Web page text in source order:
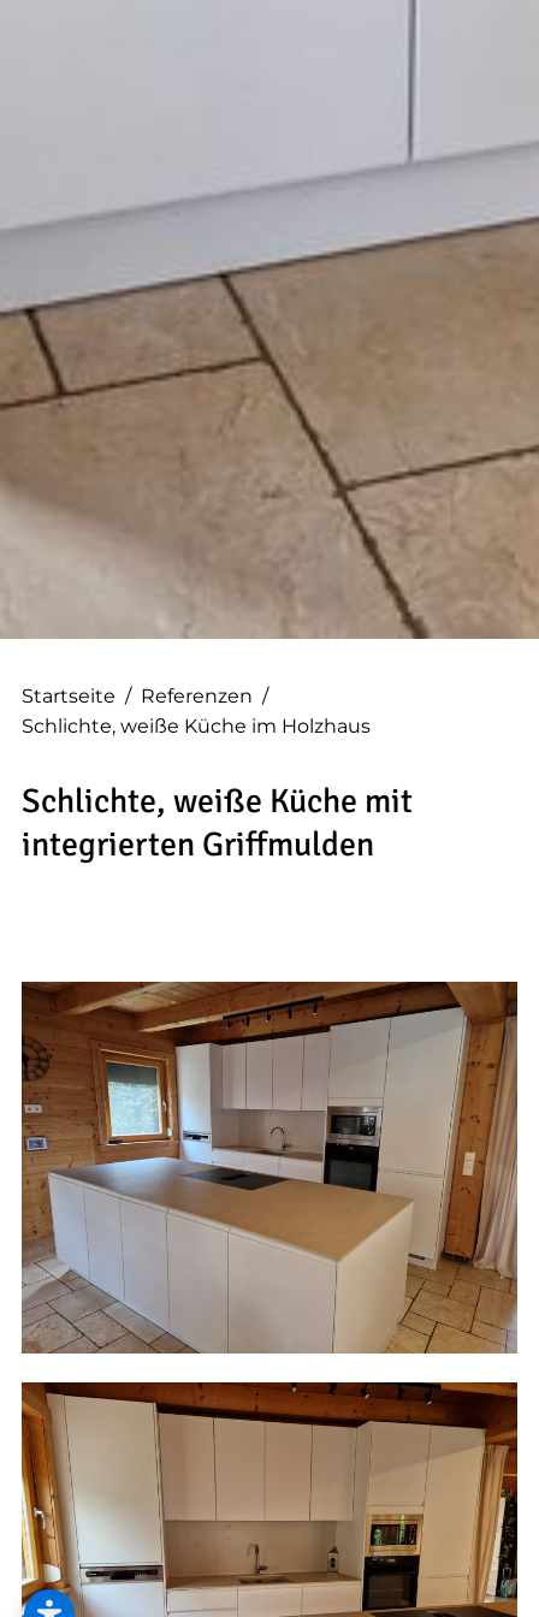
--
--
--
--
Startseite / Referenzen /
Schlichte, weiße Küche im Holzhaus
Schlichte, weiße Küche mit
integrierten Griffmulden